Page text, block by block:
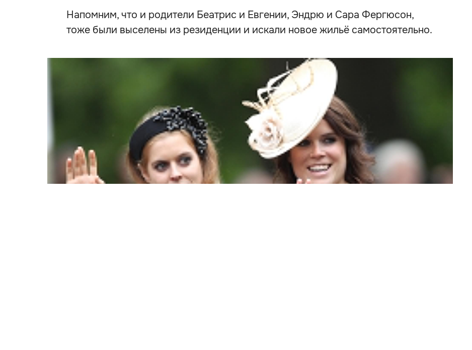
Напомним, что и родители Беатрис и Евгении, Эндрю и Сара Фергюсон,
тоже были выселены из резиденции и искали новое жильё самостоятельно.